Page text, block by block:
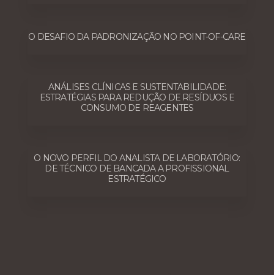
O DESAFIO DA PADRONIZAÇÃO NO POINT-OF-CARE
ANÁLISES CLÍNICAS E SUSTENTABILIDADE:
ESTRATÉGIAS PARA REDUÇÃO DE RESÍDUOS E
CONSUMO DE REAGENTES
O NOVO PERFIL DO ANALISTA DE LABORATÓRIO:
DE TÉCNICO DE BANCADA A PROFISSIONAL
ESTRATÉGICO